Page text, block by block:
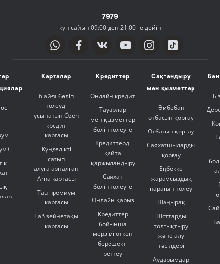
7979
күн сайын 09:00-ден 21:00-ге дейін
Карталар
6 айға бөліп
төлеуді
ұсынатын Özen
кредит
картасы
Күнделікті
сатып
алуға арналған
Arna картасы
Tau премиум
картасы
Tañ зейнетақы
картасы
Кредиттер
Онлайн кредит
Тауарлар
мен қызметтер
бөліп төлеуге
Кредиттерді
қайта
қаржыландыру
Саяхат
бөліп төлеуге
Онлайн қарыз
Кредиттер
бойынша
мерзімі өткен
берешекті
реттеу
Сақтандыру
мен қызметтер
Әмбебап
отбасын қорғау
Отбасын қорғау
Саяхатшыларды
қорғау
Еңбекке
жарамсыздық
парағын төлеу
Шаңырақ
Шоттарды
толтықтыру
және алу
тәсілдері
Аударымдар